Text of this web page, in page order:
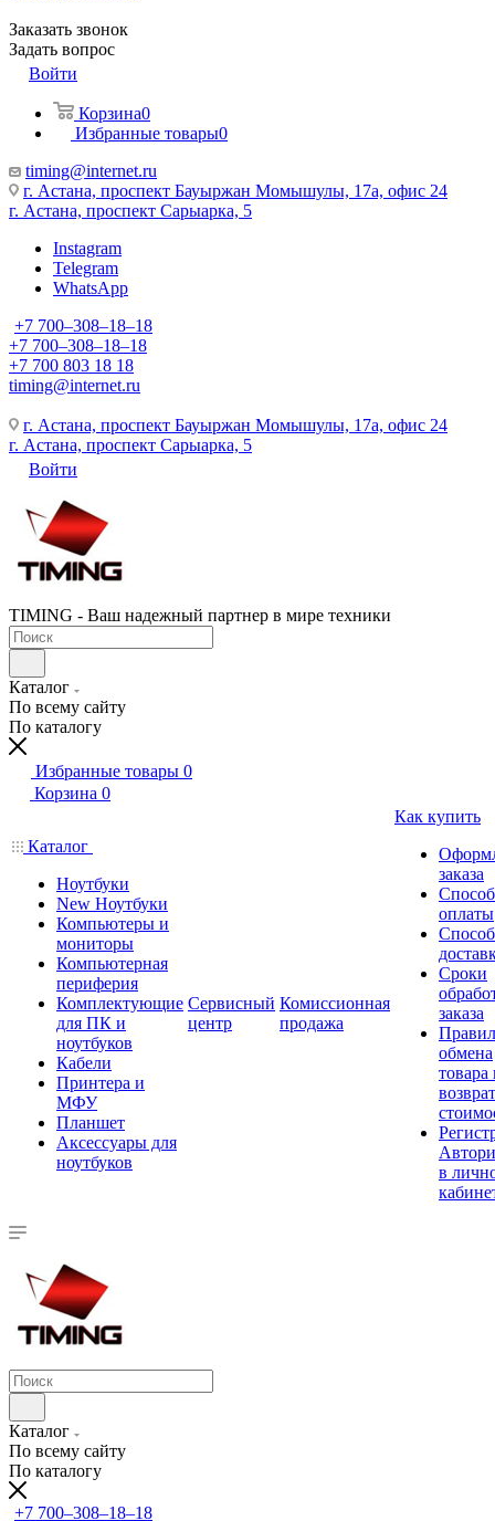
Заказать звонок
Задать вопрос
Войти
Корзина0
Избранные товары0
timing@internet.ru
г. Астана, проспект Бауыржан Момышулы, 17а, офис 24
г. Астана, проспект Сарыарка, 5
Instagram
Telegram
WhatsApp
+7 700‒308‒18‒18
+7 700‒308‒18‒18
+7 700 803 18 18
timing@internet.ru
г. Астана, проспект Бауыржан Момышулы, 17а, офис 24
г. Астана, проспект Сарыарка, 5
Войти
TIMING - Ваш надежный партнер в мире техники
Каталог
По всему сайту
По каталогу
Избранные товары 0
Корзина 0
Каталог
Ноутбуки
New Ноутбуки
Компьютеры и
мониторы
Компьютерная
периферия
Комплектующие
для ПК и
ноутбуков
Кабели
Принтера и
МФУ
Планшет
Аксессуары для
ноутбуков
Сервисный
центр
Комиссионная
продажа
Как купить
заказа
оплаты
Сроки
заказа
обмена
товара
в
Каталог
По всему сайту
По каталогу
+7 700‒308‒18‒18